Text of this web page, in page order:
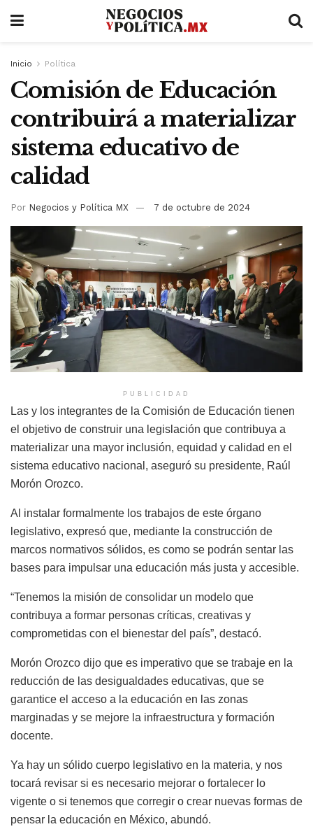
Inicio Política
Comisión de Educación
contribuirá a materializar
sistema educativo de
calidad
Por Negocios y Política MX 7 de octubre de 2024
PUBLICIDAD
Las y los integrantes de la Comisión de Educación tienen
el objetivo de construir una legislación que contribuya a
materializar una mayor inclusión, equidad y calidad en el
sistema educativo nacional, aseguró su presidente, Raúl
Morón Orozco.
Al instalar formalmente los trabajos de este órgano
legislativo, expresó que, mediante la construcción de
marcos normativos sólidos, es como se podrán sentar las
bases para impulsar una educación más justa y accesible.
“Tenemos la misión de consolidar un modelo que
contribuya a formar personas críticas, creativas y
comprometidas con el bienestar del país”, destacó.
Morón Orozco dijo que es imperativo que se trabaje en la
reducción de las desigualdades educativas, que se
garantice el acceso a la educación en las zonas
marginadas y se mejore la infraestructura y formación
docente.
Ya hay un sólido cuerpo legislativo en la materia, y nos
tocará revisar si es necesario mejorar o fortalecer lo
vigente o si tenemos que corregir o crear nuevas formas de
pensar la educación en México, abundó.